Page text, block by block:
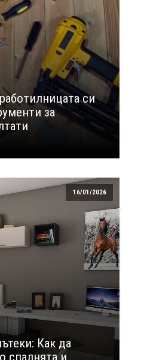
си
за
16/01/2026
Как да
спалнята и